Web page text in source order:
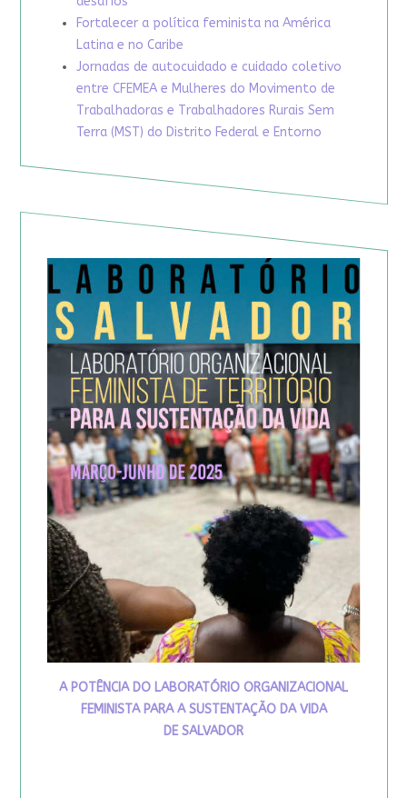
Fortalecer a política feminista na América
Latina e no Caribe
Jornadas de autocuidado e cuidado coletivo
entre CFEMEA e Mulheres do Movimento de
Trabalhadoras e Trabalhadores Rurais Sem
Terra (MST) do Distrito Federal e Entorno
A POTÊNCIA DO LABORATÓRIO ORGANIZACIONAL
FEMINISTA PARA A SUSTENTAÇÃO DA VIDA
DE SALVADOR